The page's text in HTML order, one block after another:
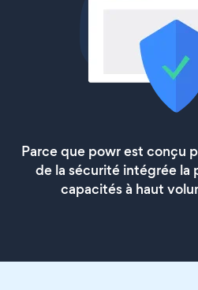
Parce que powr est conçu
de la sécurité intégrée la
capacités à haut